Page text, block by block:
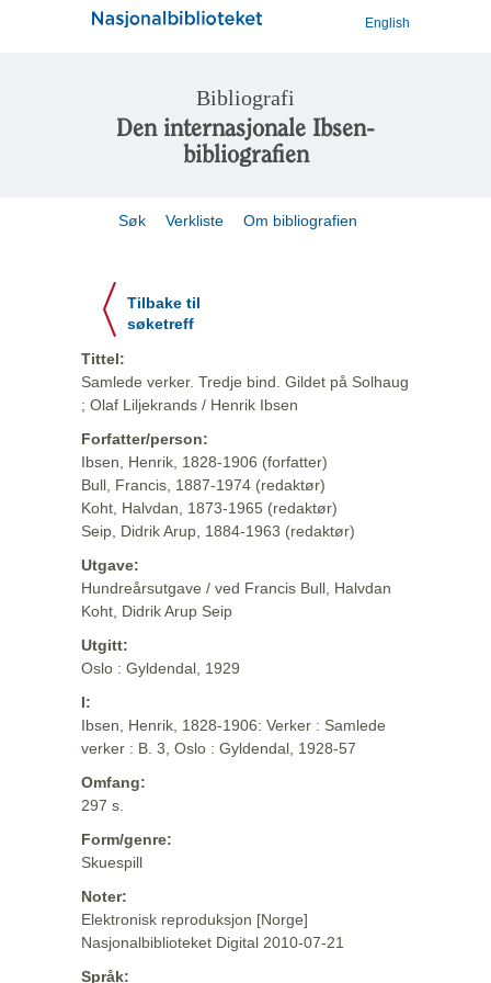
English
Bibliografi
Den internasjonale Ibsen-
bibliografien
Søk Verkliste Om bibliografien
Tilbake til
søketreff
Tittel:
Samlede verker. Tredje bind. Gildet på Solhaug
; Olaf Liljekrands / Henrik Ibsen
Forfatter/person:
Ibsen, Henrik, 1828-1906 (forfatter)
Bull, Francis, 1887-1974 (redaktør)
Koht, Halvdan, 1873-1965 (redaktør)
Seip, Didrik Arup, 1884-1963 (redaktør)
Utgave:
Hundreårsutgave / ved Francis Bull, Halvdan
Koht, Didrik Arup Seip
Utgitt:
Oslo : Gyldendal, 1929
I:
Ibsen, Henrik, 1828-1906: Verker : Samlede
verker : B. 3, Oslo : Gyldendal, 1928-57
Omfang:
297 s.
Form/genre:
Skuespill
Noter:
Elektronisk reproduksjon [Norge]
Nasjonalbiblioteket Digital 2010-07-21
Språk: